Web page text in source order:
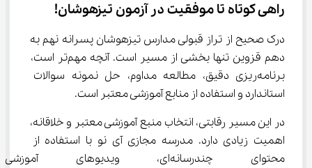
راهی کوتاه تا موفقیت در آزمون تیزهوشان!
درک صحیح از تراز قبولی مدارس تیزهوشان پسرانه نهم به
دهم قزوین تنها بخشی از مسیر است. آنچه مهم‌تر است،
برنامه‌ریزی دقیق، مطالعه مداوم، حل نمونه سوالات
استاندارد و استفاده از منابع آموزشی معتبر است.
در این مسیر رقابتی، انتخاب منبع آموزشی معتبر و خلاقانه،
اهمیت زیادی دارد. مدرسه مجازی آی‌ نو با استفاده از
محتوای چندرسانه‌ای،